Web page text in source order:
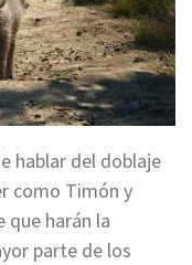
hablar del doblaje
como Timón y
que harán la
parte de los